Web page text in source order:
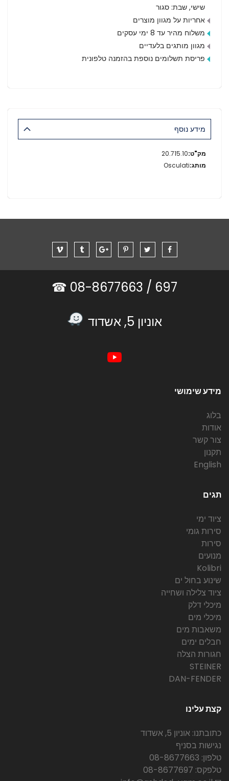
שישי, שבת: סגור
אחריות על מגוון מוצרים
משלוח מהיר עד 8 ימי עסקים
מגוון מותגים בלעדיים
פריסת תשלומים נוספת בהזמנה טלפונית
מידע נוסף
מידע
נוסף
20.715.10
Osculati
697 /
אוניון 5, אשדוד
מידע שימושי
בלוג
אודות
צור קשר
תקנון
English
תגים
ציוד ימי
סירות גומי
סירות
מנועים
Kolibri
שינוע בחול ים
ציוד צלילה ושחייה
מיכלי דלק
מיכלי מים
משאבות מים
חבלים ימים
חגורות הצלה
STEINER
DAN-FENDER
קצת עלינו
כתובתנו: אוניון 5, אשדוד
נגישות בסניף
טלפון: 08-8677663
טלפקס: 08-8677697